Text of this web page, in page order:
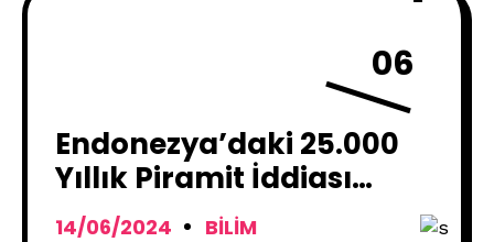
06
Endonezya’daki 25.000
Yıllık Piramit İddiası
Arkeologları Böldü
14/06/2024 BILIM